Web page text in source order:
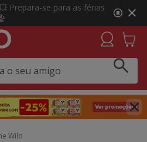
em loja e receba uma
em mais lojas!
Wild